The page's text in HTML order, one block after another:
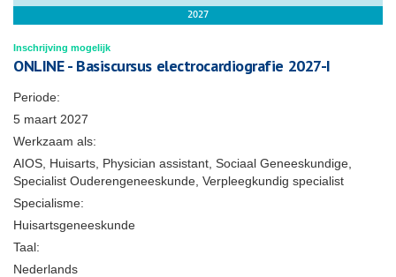
2027
Inschrijving mogelijk
ONLINE - Basiscursus electrocardiografie 2027-I
Periode:
5 maart 2027
Werkzaam als:
AIOS, Huisarts, Physician assistant, Sociaal Geneeskundige,
Specialist Ouderengeneeskunde, Verpleegkundig specialist
Specialisme:
Huisartsgeneeskunde
Taal:
Nederlands